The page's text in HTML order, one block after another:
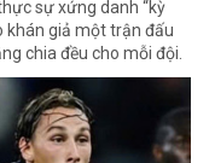
sự xứng danh “kỳ
khán giả một trận đấu
chia đều cho mỗi đội.